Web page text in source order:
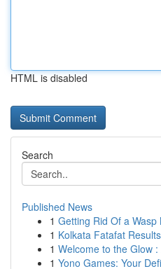
HTML is disabled
Search
Published News
1 Getting Rid Of a
1 Kolkata Fatafat
1 Welcome to the Glow
1 Yono Games: Your